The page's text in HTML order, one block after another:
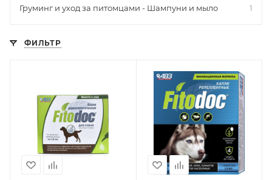
Груминг и уход за питомцами - Шампуни и мыло 1
ФИЛЬТР